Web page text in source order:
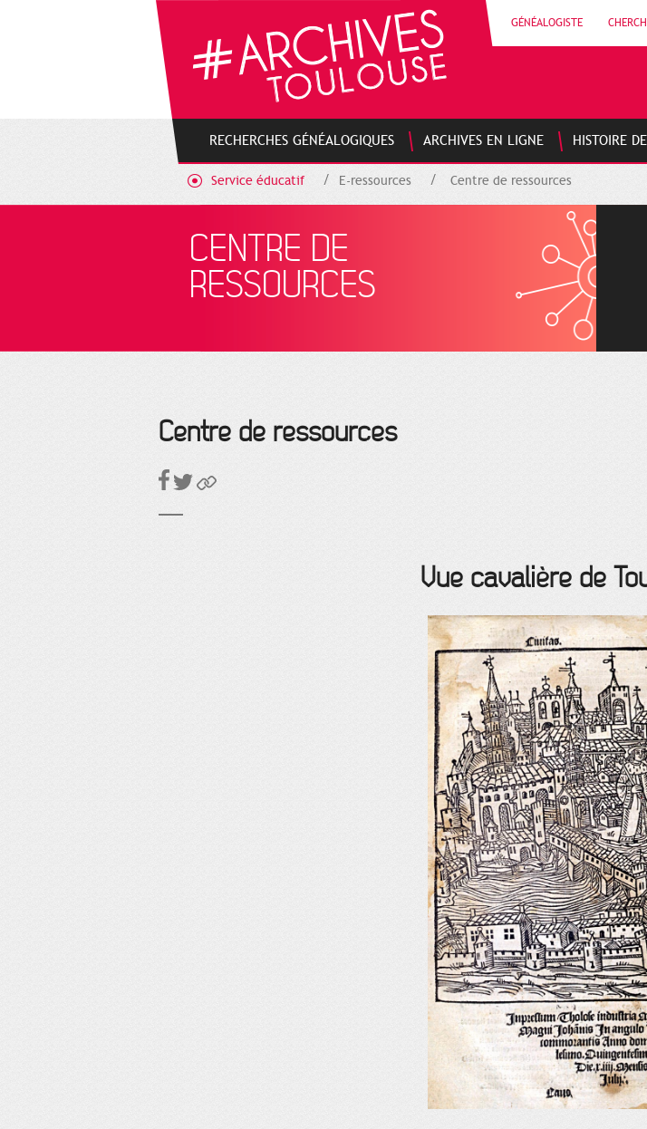
GÉNÉALOGISTE
RECHERCHES GÉNÉALOGIQUES ARCHIVES EN LIGNE HISTOIRE
Service éducatif E-ressources Centre de ressources
CENTRE DE
RESSOURCES
Centre de ressources
Vue cavalière de
Gestion de vos préférences sur les cookies